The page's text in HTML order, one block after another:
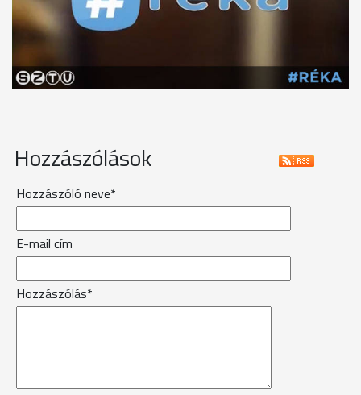
Hozzászólások
Hozzászóló neve*
E-mail cím
Hozzászólás*